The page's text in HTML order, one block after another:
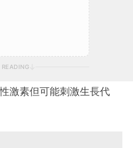
激素但可能刺激生長代